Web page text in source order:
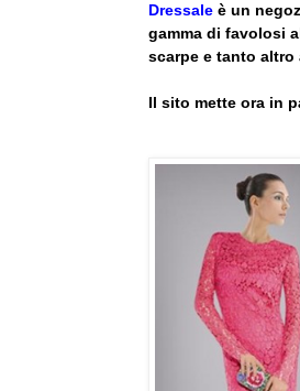
Dressale è un
gamma di favolosi
scarpe e tanto
Il sito mette ora in